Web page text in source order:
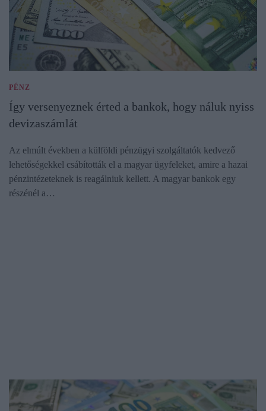
PÉNZ
Így versenyeznek érted a bankok, hogy náluk nyiss
devizaszámlát
Az elmúlt években a külföldi pénzügyi szolgáltatók kedvező
lehetőségekkel csábították el a magyar ügyfeleket, amire a hazai
pénzintézeteknek is reagálniuk kellett. A magyar bankok egy
részénél a…